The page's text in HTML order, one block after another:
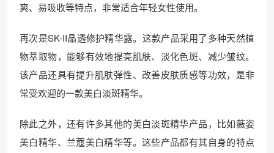
爽、易吸收等特点，非常适合年轻女性使用。
再次是SK-II晶透修护精华露。这款产品采用了多种天然植
物萃取物，能够有效地提亮肌肤、淡化色斑、减少皱纹。
该产品还具有提升肌肤弹性、改善皮肤质感等功效，是非
常受欢迎的一款美白淡斑精华。
除此之外，还有许多其他的美白淡斑精华产品，比如薇姿
美白精华、兰蔻美白精华等。这些产品都有其自身的特点